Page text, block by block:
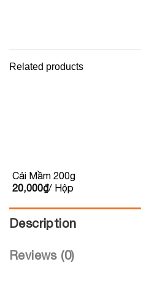
Related products
Cải Mầm 200g
20,000₫/ Hộp
Description
Reviews (0)